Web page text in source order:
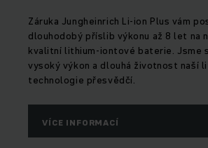
Záruka Jungheinrich Li-ion Plus vám
dlouhodobý příslib výkonu až 8 let na
kvalitní lithium-iontové baterie. Jsme
vysoký výkon a dlouhá životnost naší
technologie přesvědčí.
VÍCE INFORMACÍ